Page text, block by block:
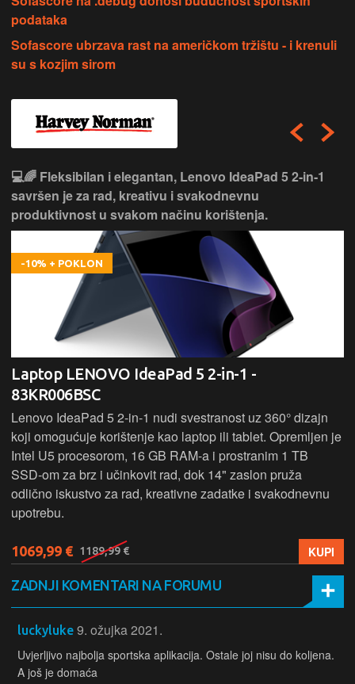
podataka
Sofascore ubrzava rast na američkom tržištu - i krenuli
su s kozjim sirom
💻🌈 Fleksibilan i elegantan, Lenovo IdeaPad 5 2‑in‑1
savršen je za rad, kreativu i svakodnevnu
produktivnost u svakom načinu korištenja.
-10% + POKLON
Laptop LENOVO IdeaPad 5 2-in-1 -
83KR006BSC
Lenovo IdeaPad 5 2‑in‑1 nudi svestranost uz 360° dizajn
koji omogućuje korištenje kao laptop ili tablet. Opremljen je
Intel U5 procesorom, 16 GB RAM-a i prostranim 1 TB
SSD‑om za brz i učinkovit rad, dok 14" zaslon pruža
odlično iskustvo za rad, kreativne zadatke i svakodnevnu
upotrebu.
1069,99 € 1189,99 € KUPI
ZADNJI KOMENTARI NA FORUMU
luckyluke 9. ožujka 2021.
Uvjerljivo najbolja sportska aplikacija. Ostale joj nisu do koljena.
A još je domaća